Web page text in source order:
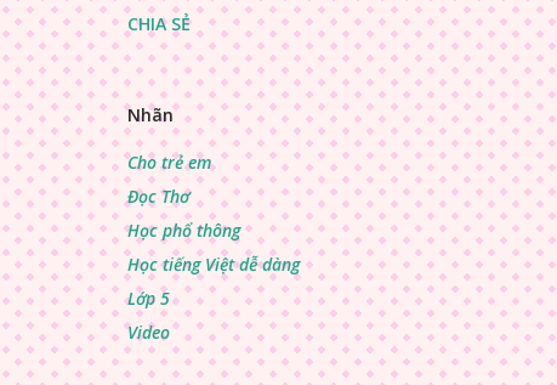
CHIA SẺ
Nhãn
Cho trẻ em
Đọc Thơ
Học phổ thông
Học tiếng Việt dễ dàng
Lớp 5
Video